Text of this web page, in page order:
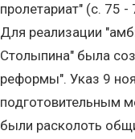
пролетариат" (с. 75 -
Для реализации
Столыпина" была
реформы". Указ 9
подготовительным
были расколоть